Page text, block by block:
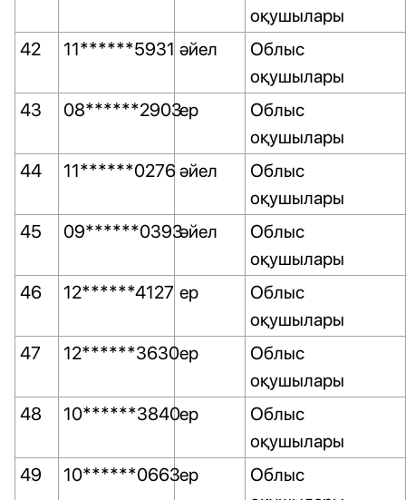
оқушылары
42
11******5931 әйел
Облыс
оқушылары
43
08******2903ер
Облыс
оқушылары
44
11******0276әйел
Облыс
оқушылары
45
09******0393әйел
Облыс
оқушылары
46
12******4127 ер
Облыс
оқушылары
47
12******3630ер
Облыс
оқушылары
48
10******3840ер
Облыс
оқушылары
49
10******0663ер
Облыс